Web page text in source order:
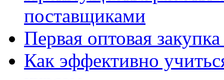
поставщиками
Первая оптовая
Как эффективно